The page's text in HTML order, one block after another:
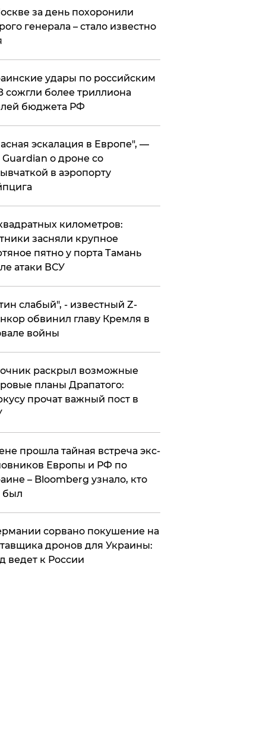
за день похоронили
генерала – стало известно
удары по российским
сожгли более триллиона
бюджета РФ
эскалация в Европе", —
Guardian о дроне со
в аэропорту
километров:
засняли крупное
пятно у порта Тамань
атаки ВСУ
слабый", - известный Z-
обвинил главу Кремля в
войны
раскрыл возможные
планы Драпатого:
прочат важный пост в
прошла тайная встреча экс-
Европы и РФ по
– Bloomberg узнало, кто
был
сорвано покушение на
дронов для Украины:
ведет к России